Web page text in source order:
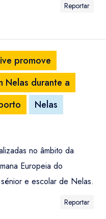
Reportar
promove
Nelas durante a
Nelas
no âmbito da
Europeia do
e escolar de Nelas.
Reportar